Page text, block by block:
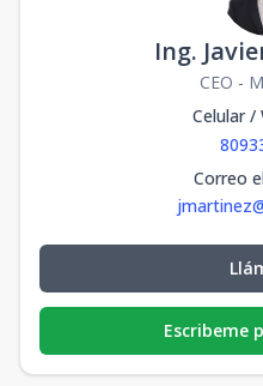
Ing.
CEO -
Celular /
Correo
Escribeme